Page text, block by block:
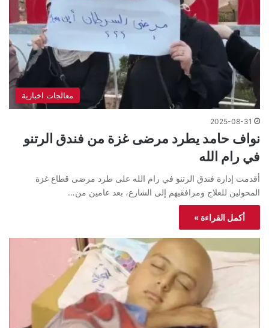
معالجات اخبارية
2025-08-31
نواف حامد يطرد مرضى غزة من فندق الرتنو
في رام الله
أقدمت إدارة فندق الرتنو في رام الله على طرد مرضى قطاع غزة
المحولين للعلاج ومرافقيهم إلى الشارع، بعد عامين من…
أكمل القراءة »